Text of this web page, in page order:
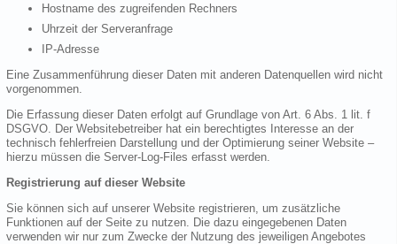
Hostname des zugreifenden Rechners
Uhrzeit der Serveranfrage
IP-Adresse
Eine Zusammenführung dieser Daten mit anderen Datenquellen wird nicht
vorgenommen.
Die Erfassung dieser Daten erfolgt auf Grundlage von Art. 6 Abs. 1 lit. f
DSGVO. Der Websitebetreiber hat ein berechtigtes Interesse an der
technisch fehlerfreien Darstellung und der Optimierung seiner Website –
hierzu müssen die Server-Log-Files erfasst werden.
Registrierung auf dieser Website
Sie können sich auf unserer Website registrieren, um zusätzliche
Funktionen auf der Seite zu nutzen. Die dazu eingegebenen Daten
verwenden wir nur zum Zwecke der Nutzung des jeweiligen Angebotes